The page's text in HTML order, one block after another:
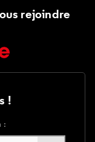
rejoindre
!
: